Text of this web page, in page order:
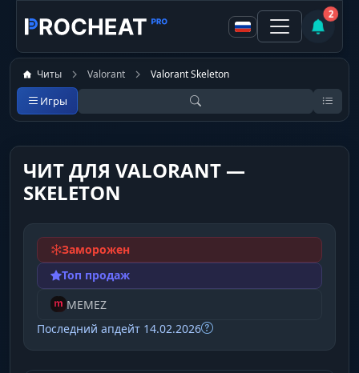
2
Читы Valorant Valorant Skeleton
Игры
ЧИТ ДЛЯ VALORANT —
SKELETON
Заморожен
Топ продаж
MEMEZ
Последний апдейт 14.02.2026